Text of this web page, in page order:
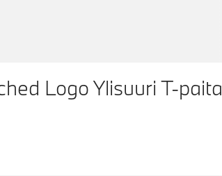
Logo Ylisuuri T-paita